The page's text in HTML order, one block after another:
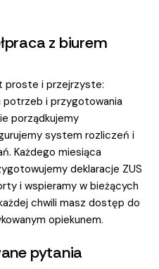
z biurem
proste i przejrzyste:
potrzeb i przygotowania
porządkujemy
system rozliczeń i
Każdego miesiąca
deklaracje ZUS
i wspieramy w bieżących
chwili masz dostęp do
opiekunem.
pytania